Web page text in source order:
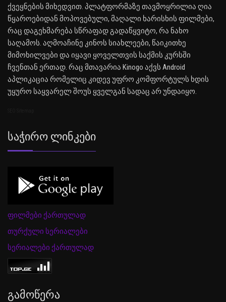
ქვეყნების მიხედვით. პლატფორმაზე თავმოყრილია ღია
წყაროებიდან მოპოვებული, მაღალი ხარისხის ფილმები,
რაც დაგეხმარება სწრაფად გადაწყვიტო, რა ნახო
საღამოს. აღმოაჩინე კინოს სიახლეები, წაიკითხე
მიმოხილვები და იყავი ყოველთვის საქმის კურსში
ჩვენთან ერთად. რაც მთავარია Kinogo აქვს Android
აპლიკაცია რომელიც კიდევ უფრო კომფორტულს ხდის
უყურო საყვარელ შოუს ყველგან სადაც არ უნდაიყო.
Საჭირო Ლინკები
ფილმები ქართულად
თურქული სერიალები
სერიალები ქართულად
Გამოწერა